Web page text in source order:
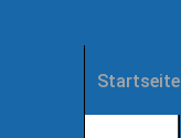
Startseite